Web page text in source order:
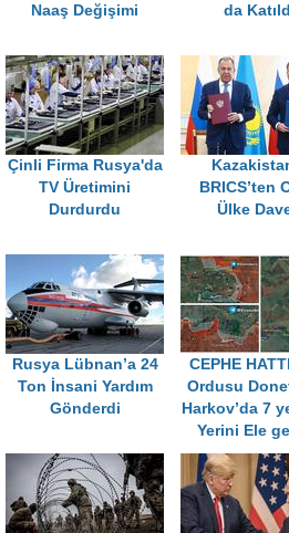
Naaş Değişimi
da
Çinli Firma Rusya'da
TV Üretimini
Durdurdu
BRICS’ten
Ülke
Rusya Lübnan’a 24
Ton İnsani Yardım
Gönderdi
CEPHE
Ordusu
Harkov’da 7
Yerini Ele